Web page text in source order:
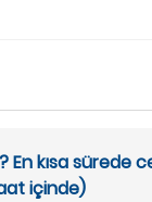
En kısa sürede
içinde)